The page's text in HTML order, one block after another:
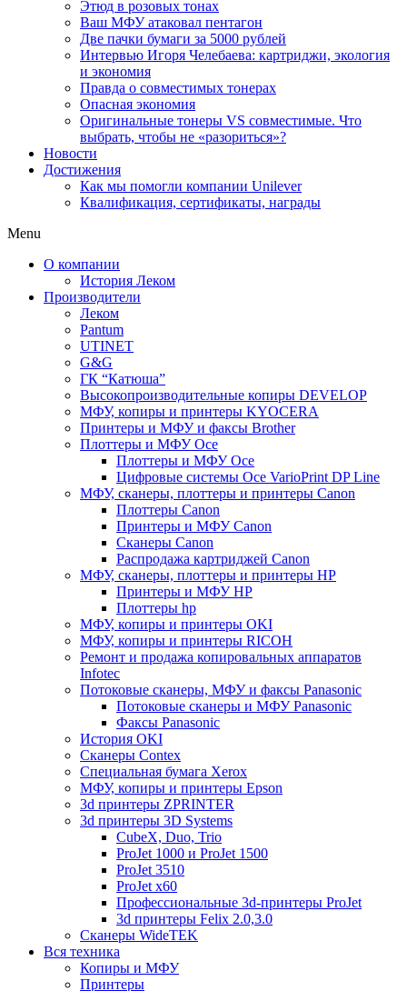
Этюд в розовых тонах
Ваш МФУ атаковал пентагон
Две пачки бумаги за 5000 рублей
Интервью Игоря Челебаева: картриджи, экология
и экономия
Правда о совместимых тонерах
Опасная экономия
Оригинальные тонеры VS совместимые. Что
выбрать, чтобы не «разориться»?
Новости
Достижения
Как мы помогли компании Unilever
Квалификация, сертификаты, награды
Menu
О компании
История Леком
Производители
Леком
Pantum
UTINET
G&G
ГК “Катюша”
Высокопроизводительные копиры DEVELOP
МФУ, копиры и принтеры KYOCERA
Принтеры и МФУ и факсы Brother
Плоттеры и МФУ Oce
Плоттеры и МФУ Oce
Цифровые системы Oce VarioPrint DP Line
МФУ, сканеры, плоттеры и принтеры Canon
Плоттеры Canon
Принтеры и МФУ Canon
Сканеры Canon
Распродажа картриджей Canon
МФУ, сканеры, плоттеры и принтеры HP
Принтеры и МФУ HP
Плоттеры hp
МФУ, копиры и принтеры OKI
МФУ, копиры и принтеры RICOH
Ремонт и продажа копировальных аппаратов
Infotec
Потоковые сканеры, МФУ и факсы Panasonic
Потоковые сканеры и МФУ Panasonic
Факсы Panasonic
История OKI
Сканеры Contex
Специальная бумага Xerox
МФУ, копиры и принтеры Epson
3d принтеры ZPRINTER
3d принтеры 3D Systems
CubeX, Duo, Trio
ProJet 1000 и ProJet 1500
ProJet 3510
ProJet x60
Профессиональные 3d-принтеры ProJet
3d принтеры Felix 2.0,3.0
Сканеры WideTEK
Вся техника
Копиры и МФУ
Принтеры